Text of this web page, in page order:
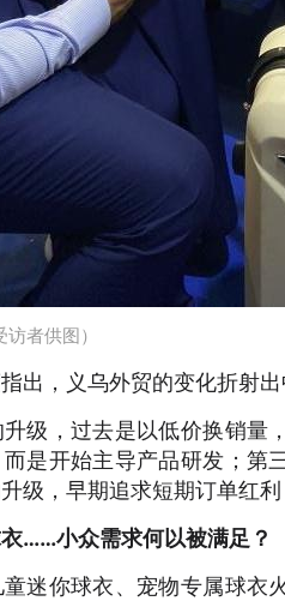
者供图）
出，义乌外贸的变化折射
级，过去是以低价换销量
是开始主导产品研发；第
级，早期追求短期订单红
……小众需求何以被满足？
迷你球衣、宠物专属球衣